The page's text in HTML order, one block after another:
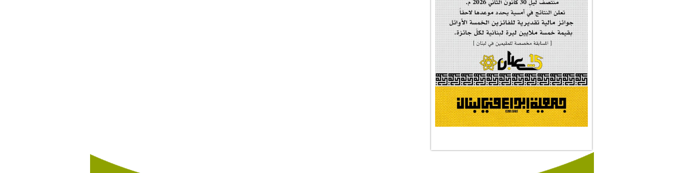
مولد السيدة #الز�...
#أم_الشهداء
#النجم_الثاقب
#الصديقة_الشهيدة
#على_اُهبة_الدم